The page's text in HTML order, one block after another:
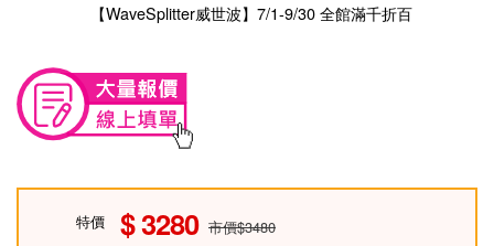
【WaveSplitter威世波】7/1-9/30 全館滿千折百
特價 3280 市價$3480